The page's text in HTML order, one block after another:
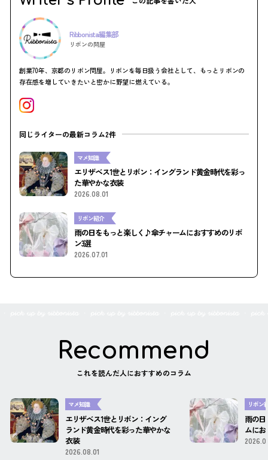
Ribbonista編集部
リボンの問屋
創業70年、京都のリボン問屋。リボンを毎日扱う会社として、もっとリボンの
存在感を増していきたいと密かに野望に燃えている。
同じライターの最新コラム2件
マメ知識
エリザベス1世とリボン：イングランド黄金時代を彩っ
た華やかな衣装
2026.08.01
リボン紹介
雨の日をもっと楽しく♪傘チャームにおすすめのリボ
ン3選
2026.07.01
Recommend
これを読んだ人におすすめのコラム
マメ知識
エリザベス1世とリボン：イング
ランド黄金時代を彩った華やかな
衣装
2026.08.01
リボン
雨の
ムに